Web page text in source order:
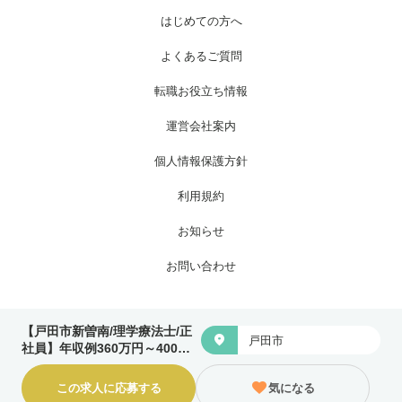
【戸田市新曽南/理学療法士/正
社員】年収例360万円～400万
◎住宅手当や家族手当あり！各
種手当充実☆法人内の保育室利
 戸田市
この求人に応募する 気になる
はじめての方へ
よくあるご質問
転職お役立ち情報
運営会社案内
個人情報保護方針
利用規約
お知らせ
お問い合わせ